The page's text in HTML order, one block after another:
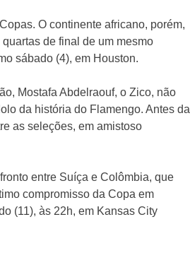
O continente africano, porém,
de final de um mesmo
sábado (4), em Houston.
Mostafa Abdelraouf, o Zico, não
da história do Flamengo. Antes da
as seleções, em amistoso
entre Suíça e Colômbia, que
compromisso da Copa em
(11), às 22h, em Kansas City